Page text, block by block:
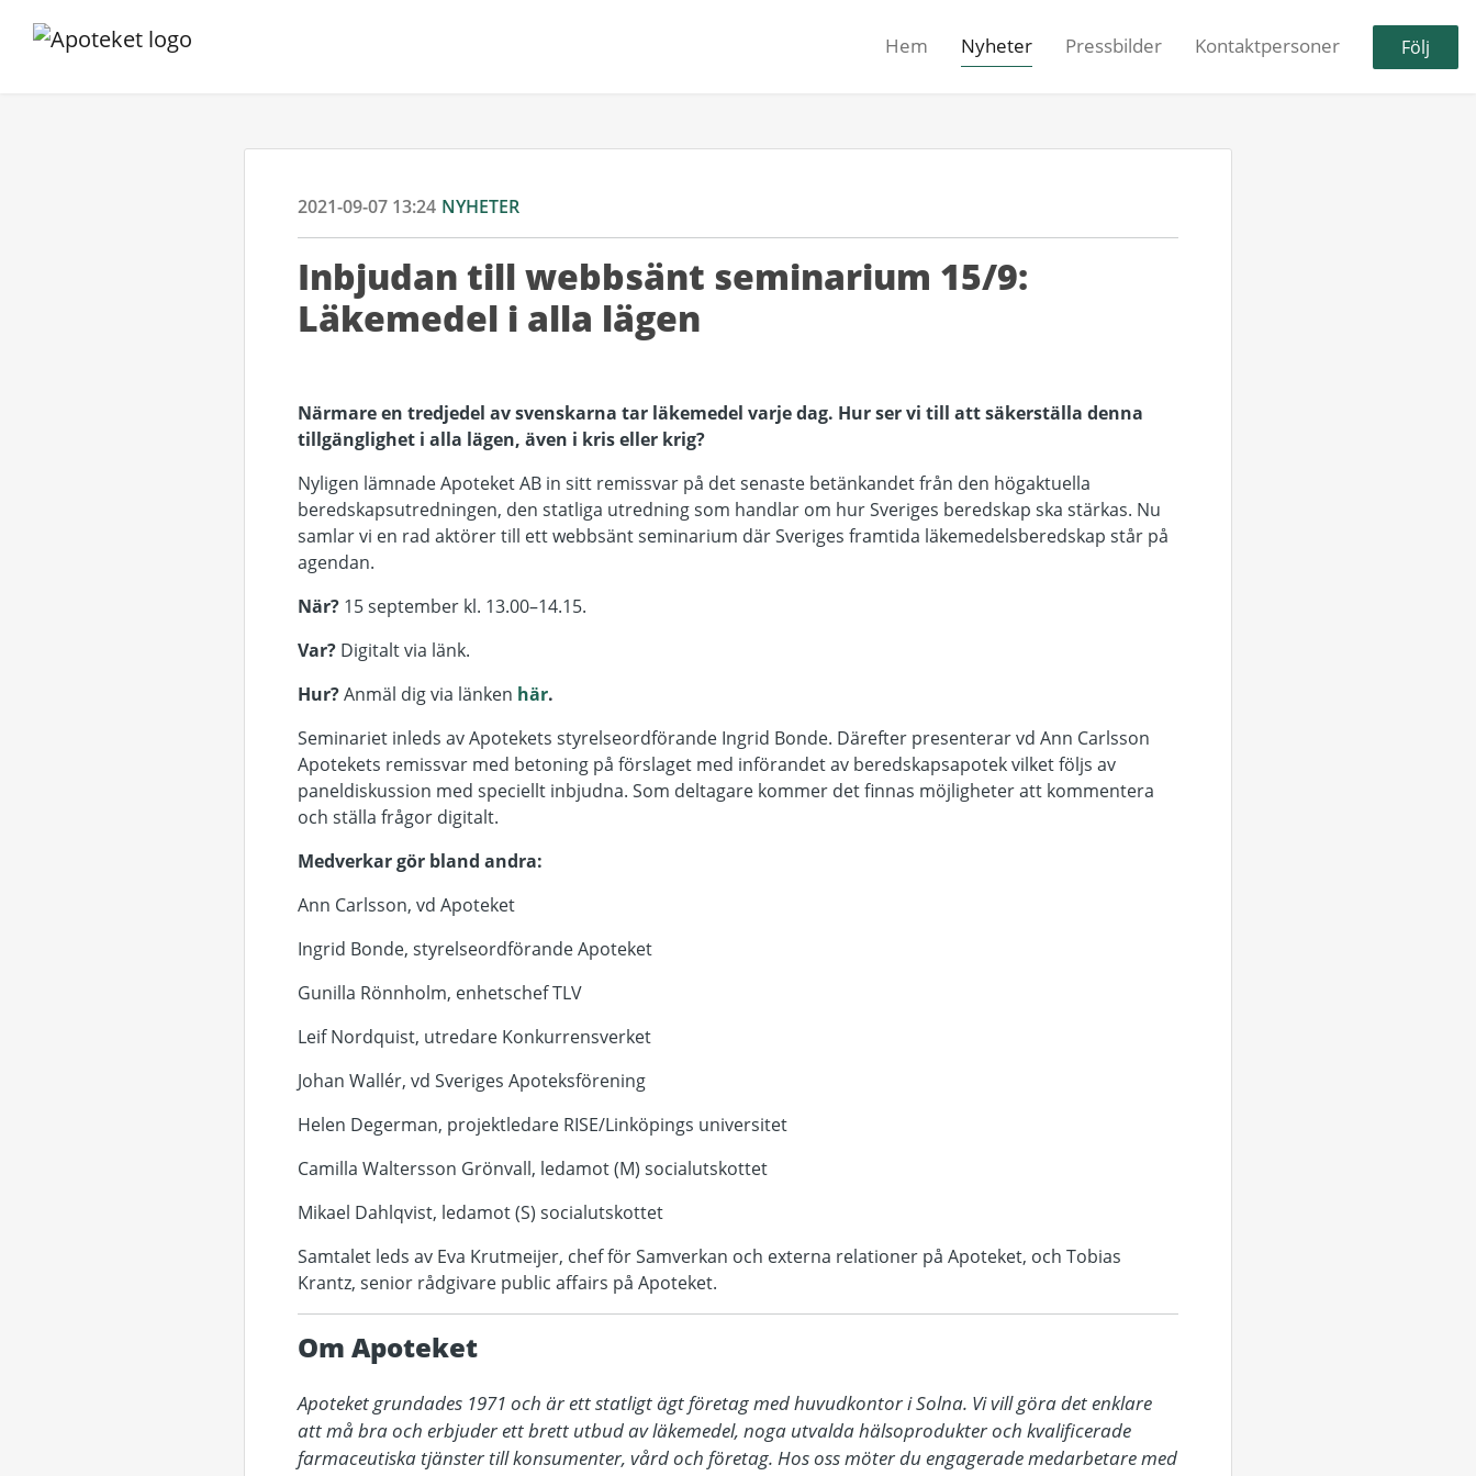
Hem Nyheter Pressbilder Kontaktpersoner Följ
2021-09-07 13:24 NYHETER
Inbjudan till webbsänt seminarium 15/9:
Läkemedel i alla lägen
Närmare en tredjedel av svenskarna tar läkemedel varje dag. Hur ser vi till att säkerställa denna
tillgänglighet i alla lägen, även i kris eller krig?
Nyligen lämnade Apoteket AB in sitt remissvar på det senaste betänkandet från den högaktuella
beredskapsutredningen, den statliga utredning som handlar om hur Sveriges beredskap ska stärkas. Nu
samlar vi en rad aktörer till ett webbsänt seminarium där Sveriges framtida läkemedelsberedskap står på
agendan.
När? 15 september kl. 13.00–14.15.
Var? Digitalt via länk.
Hur?Anmäl dig via länken här.
Seminariet inleds av Apotekets styrelseordförande Ingrid Bonde. Därefter presenterar vd Ann Carlsson
Apotekets remissvar med betoning på förslaget med införandet av beredskapsapotek vilket följs av
paneldiskussion med speciellt inbjudna. Som deltagare kommer det finnas möjligheter att kommentera
och ställa frågor digitalt.
Medverkar gör bland andra:
Ann Carlsson, vd Apoteket
Ingrid Bonde, styrelseordförande Apoteket
Gunilla Rönnholm, enhetschef TLV
Leif Nordquist, utredare Konkurrensverket
Johan Wallér, vd Sveriges Apoteksförening
Helen Degerman, projektledare RISE/Linköpings universitet
Camilla Waltersson Grönvall, ledamot (M) socialutskottet
Mikael Dahlqvist, ledamot (S) socialutskottet
Samtalet leds av Eva Krutmeijer, chef för Samverkan och externa relationer på Apoteket, och Tobias
Krantz, senior rådgivare public affairs på Apoteket.
Om Apoteket
Apoteket grundades 1971 och är ett statligt ägt företag med huvudkontor i Solna. Vi vill göra det enklare
att må bra och erbjuder ett brett utbud av läkemedel, noga utvalda hälsoprodukter och kvalificerade
farmaceutiska tjänster till konsumenter, vård och företag. Hos oss möter du engagerade medarbetare med